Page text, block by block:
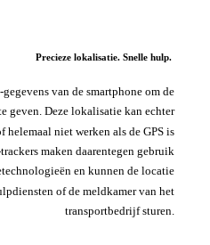
Precieze lokalisatie. Snelle hulp.
van de smartphone om de
geven. Deze lokalisatie kan echter
niet werken als de GPS is
maken daarentegen gebruik
en kunnen de locatie
of de meldkamer van het
transportbedrijf sturen.